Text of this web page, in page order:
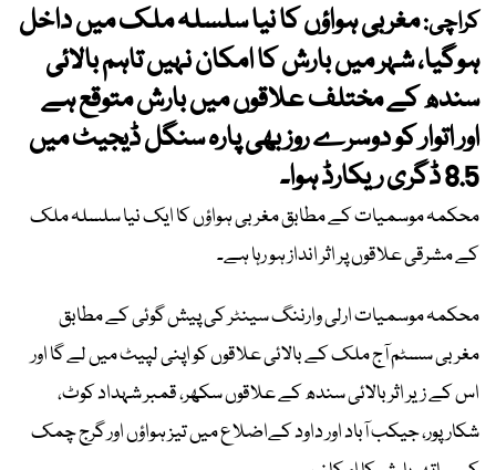
کراچی:مغربی ہواؤں کا نیا سلسلہ ملک میں داخل
ہوگیا، شہر میں بارش کا امکان نہیں تاہم بالائی
سندھ کے مختلف علاقوں میں بارش متوقع ہے
اور اتوار کو دوسرے روز بھی پارہ سنگل ڈیجیٹ میں
8.5 ڈگری ریکارڈ ہوا۔
محکمہ موسمیات کے مطابق مغربی ہواؤں کا ایک نیا سلسلہ ملک
کے مشرقی علاقوں پر اثر انداز ہو رہا ہے۔
محکمہ موسمیات ارلی وارننگ سینٹر کی پیش گوئی کے مطابق
مغربی سسٹم آج ملک کے بالائی علاقوں کو اپنی لپیٹ میں لے گا اور
اس کے زیر اثربالائی سندھ کے علاقوں سکھر، قمبر شہداد کوٹ،
شکارپور، جیکب آباد اور داود کےاضلاع میں تیز ہواؤں اور گرج چمک